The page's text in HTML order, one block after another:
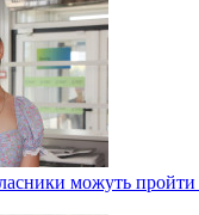
можуть пройти